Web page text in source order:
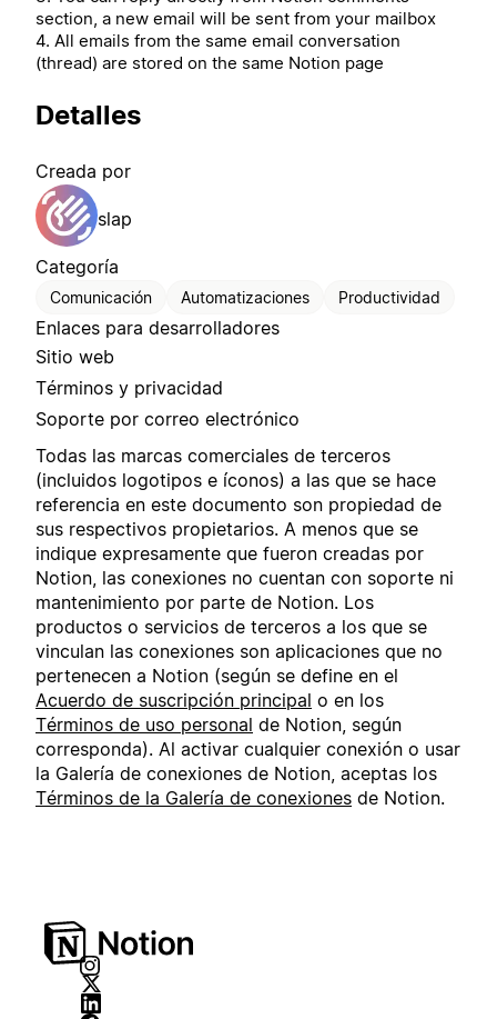
section, a new email will be sent from your mailbox
4. All emails from the same email conversation
(thread) are stored on the same Notion page
Detalles
Creada por
slap
Categoría
Comunicación Automatizaciones Productividad
Enlaces para desarrolladores
Sitio web
Términos y privacidad
Soporte por correo electrónico
Todas las marcas comerciales de terceros
(incluidos logotipos e íconos) a las que se hace
referencia en este documento son propiedad de
sus respectivos propietarios. A menos que se
indique expresamente que fueron creadas por
Notion, las conexiones no cuentan con soporte ni
mantenimiento por parte de Notion. Los
productos o servicios de terceros a los que se
vinculan las conexiones son aplicaciones que no
pertenecen a Notion (según se define en el
Acuerdo de suscripción principal o en los
Términos de uso personal de Notion, según
corresponda). Al activar cualquier conexión o usar
la Galería de conexiones de Notion, aceptas los
Términos de la Galería de conexiones de Notion.